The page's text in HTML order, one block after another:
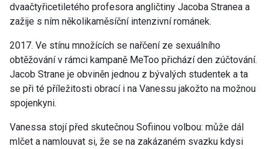
dvaačtyřicetiletého profesora angličtiny Jacoba Stranea a
zažije s ním několikaměsíční intenzivní románek.
2017. Ve stínu množících se nařčení ze sexuálního
obtěžování v rámci kampaně MeToo přichází den zúčtování.
Jacob Strane je obviněn jednou z bývalých studentek a ta
se při té příležitosti obrací i na Vanessu jakožto na možnou
spojenkyni.
Vanessa stojí před skutečnou Sofiinou volbou: může dál
mlčet a namlouvat si, že se na zakázaném svazku kdysi